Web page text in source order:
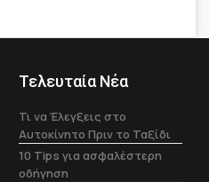
Τελευταία Νέα
Τι να Έλεγξεις στο
Αυτοκίνητο Πριν το Ταξίδι
10 Tips για ασφαλέστερη
οδήγηση